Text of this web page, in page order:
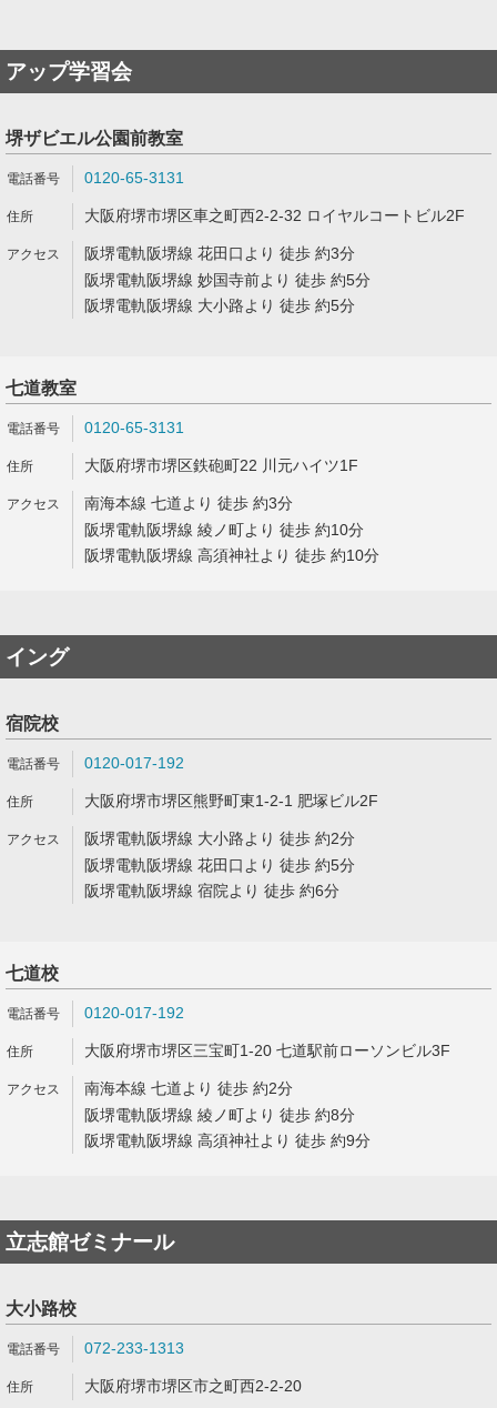
アップ学習会
堺ザビエル公園前教室
0120-65-3131
大阪府堺市堺区車之町西2-2-32 ロイヤルコートビル2F
阪堺電軌阪堺線 花田口より 徒歩 約3分
阪堺電軌阪堺線 妙国寺前より 徒歩 約5分
阪堺電軌阪堺線 大小路より 徒歩 約5分
七道教室
0120-65-3131
大阪府堺市堺区鉄砲町22 川元ハイツ1F
南海本線 七道より 徒歩 約3分
阪堺電軌阪堺線 綾ノ町より 徒歩 約10分
阪堺電軌阪堺線 高須神社より 徒歩 約10分
イング
宿院校
0120-017-192
大阪府堺市堺区熊野町東1-2-1 肥塚ビル2F
阪堺電軌阪堺線 大小路より 徒歩 約2分
阪堺電軌阪堺線 花田口より 徒歩 約5分
阪堺電軌阪堺線 宿院より 徒歩 約6分
七道校
0120-017-192
大阪府堺市堺区三宝町1-20 七道駅前ローソンビル3F
南海本線 七道より 徒歩 約2分
阪堺電軌阪堺線 綾ノ町より 徒歩 約8分
阪堺電軌阪堺線 高須神社より 徒歩 約9分
立志館ゼミナール
大小路校
072-233-1313
大阪府堺市堺区市之町西2-2-20